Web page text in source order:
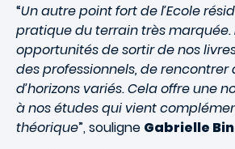
“Un autre point fort de l’Ecole
pratique du terrain très marquée.
opportunités de sortir de nos
des professionnels, de rencontrer
d’horizons variés. Cela offre une
à nos études qui vient
théorique”, souligne Gabrielle